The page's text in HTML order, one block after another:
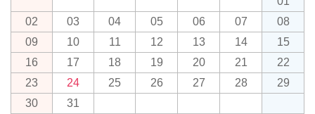
02
03 04 05 06 07
08
09
10 11 12 13 14
15
16
17 18 19 20 21
22
23
24 25 26 27 28
29
30
31